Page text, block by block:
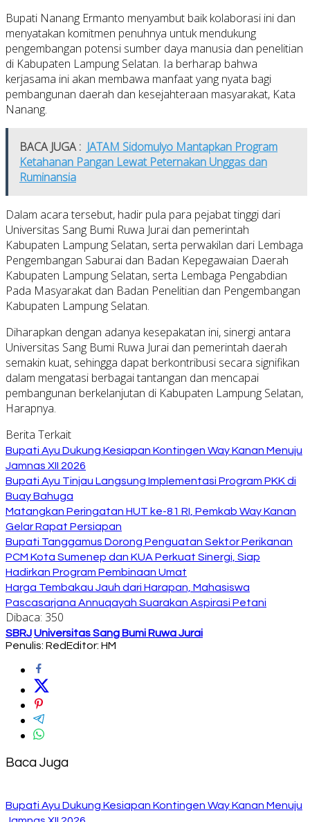
Bupati Nanang Ermanto menyambut baik kolaborasi ini dan
menyatakan komitmen penuhnya untuk mendukung
pengembangan potensi sumber daya manusia dan penelitian
di Kabupaten Lampung Selatan. Ia berharap bahwa
kerjasama ini akan membawa manfaat yang nyata bagi
pembangunan daerah dan kesejahteraan masyarakat, Kata
Nanang.
BACA JUGA : JATAM Sidomulyo Mantapkan Program
Ketahanan Pangan Lewat Peternakan Unggas dan
Ruminansia
Dalam acara tersebut, hadir pula para pejabat tinggi dari
Universitas Sang Bumi Ruwa Jurai dan pemerintah
Kabupaten Lampung Selatan, serta perwakilan dari Lembaga
Pengembangan Saburai dan Badan Kepegawaian Daerah
Kabupaten Lampung Selatan, serta Lembaga Pengabdian
Pada Masyarakat dan Badan Penelitian dan Pengembangan
Kabupaten Lampung Selatan.
Diharapkan dengan adanya kesepakatan ini, sinergi antara
Universitas Sang Bumi Ruwa Jurai dan pemerintah daerah
semakin kuat, sehingga dapat berkontribusi secara signifikan
dalam mengatasi berbagai tantangan dan mencapai
pembangunan berkelanjutan di Kabupaten Lampung Selatan,
Harapnya.
Berita Terkait
Bupati Ayu Dukung Kesiapan Kontingen Way Kanan Menuju
Jamnas XII 2026
Bupati Ayu Tinjau Langsung Implementasi Program PKK di
Buay Bahuga
Matangkan Peringatan HUT ke-81 RI, Pemkab Way Kanan
Gelar Rapat Persiapan
Bupati Tanggamus Dorong Penguatan Sektor Perikanan
PCM Kota Sumenep dan KUA Perkuat Sinergi, Siap
Hadirkan Program Pembinaan Umat
Harga Tembakau Jauh dari Harapan, Mahasiswa
Pascasarjana Annuqayah Suarakan Aspirasi Petani
Dibaca: 350
SBRJUniversitas Sang Bumi Ruwa Jurai
Penulis: RedEditor: HM
Baca Juga
Bupati Ayu Dukung Kesiapan Kontingen Way Kanan Menuju